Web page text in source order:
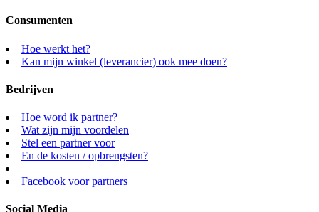
Consumenten
Hoe werkt het?
Kan mijn winkel (leverancier) ook mee doen?
Bedrijven
Hoe word ik partner?
Wat zijn mijn voordelen
Stel een partner voor
En de kosten / opbrengsten?
Facebook voor partners
Social Media